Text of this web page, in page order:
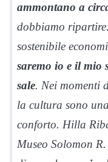
ammontano a
dobbiamo
sostenibile
saremo io e il mio
sale. Nei momenti
la cultura sono
conforto. Hilla
Museo Solomon